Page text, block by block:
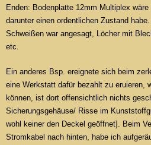
Enden: Bodenplatte 12mm Multiplex
darunter einen ordentlichen Zustand
Schweißen war angesagt, Löcher mit
etc.
Ein anderes Bsp. ereignete sich beim
eine Werkstatt dafür bezahlt zu eruieren,
können, ist dort offensichtlich nichts
Sicherungsgehäuse/ Risse im
wohl keiner den Deckel geöffnet]. Beim
Stromkabel nach hinten, habe ich